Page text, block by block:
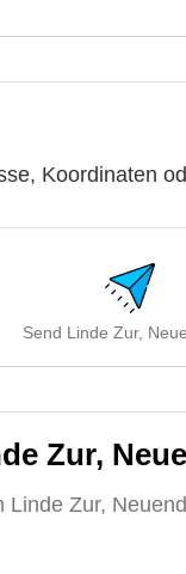
Koordinaten
Send Linde Zur,
Zur,
Linde Zur,